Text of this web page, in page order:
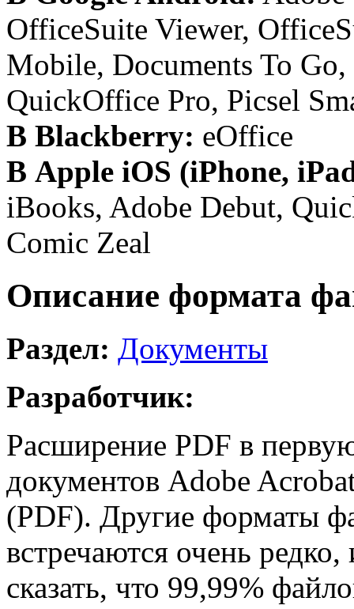
OfficeSuite Viewer,
Mobile, Documents To
QuickOffice Pro, Picsel
В Blackberry: eOffice
В Apple iOS (iPhone,
iBooks, Adobe Debut,
Comic Zeal
Описание формата
Раздел: Документы
Разработчик:
Расширение PDF в
документов Adobe
(PDF). Другие форматы
встречаются очень
сказать, что 99,99%